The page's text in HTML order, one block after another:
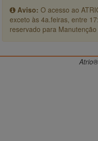
Aviso: O acesso ao
exceto às 4a.feiras, entre
reservado para